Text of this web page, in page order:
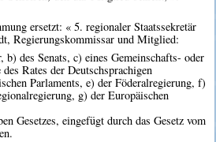
ersetzt: « 5. regionaler Staatssekretär
Regierungskommissar und Mitglied:
b) des Senats, c) eines Gemeinschafts- oder
Rates der Deutschsprachigen
Parlaments, e) der Föderalregierung, f)
g) der Europäischen
Gesetzes, eingefügt durch das Gesetz vom